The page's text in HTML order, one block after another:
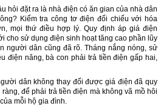
hỏi đặt ra là nhà điện có ăn gian của nhà dân
Kiểm tra công tơ điện đối chiếu với hóa
mọi thứ điều hợp lý. Quy định áp giá điện
cho sử dụng điện sinh hoạt tăng cao phần lũy
người dân cũng đã rõ. Tháng nắng nóng, sử
điện năng, bà con phải trả tiền điện gấp hai,
dân không thay đổi được giá điện đã quy
để phải trả tiền điện mà không vã mồ hôi
mỗi hộ gia đình.